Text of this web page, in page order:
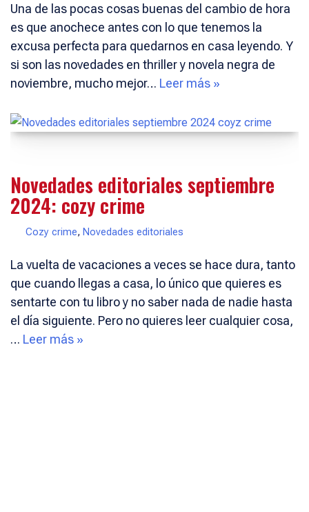
Una de las pocas cosas buenas del cambio de hora
es que anochece antes con lo que tenemos la
excusa perfecta para quedarnos en casa leyendo. Y
si son las novedades en thriller y novela negra de
noviembre, mucho mejor… Leer más »
Novedades editoriales septiembre
2024: cozy crime
Cozy crime, Novedades editoriales
La vuelta de vacaciones a veces se hace dura, tanto
que cuando llegas a casa, lo único que quieres es
sentarte con tu libro y no saber nada de nadie hasta
el día siguiente. Pero no quieres leer cualquier cosa,
… Leer más »